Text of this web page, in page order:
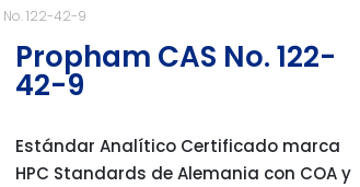
122-42-9
Propham CAS No. 122-
42-9
Estándar Analítico Certificado marca
HPC Standards de Alemania con COA y